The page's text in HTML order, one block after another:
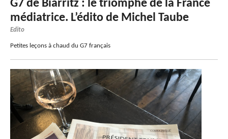
G7 de Biarritz : le triomphe de la France
médiatrice. L’édito de Michel Taube
Edito
Petites leçons à chaud du G7 français